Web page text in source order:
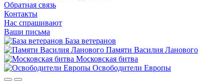
Обратная связь
Контакты
Нас спрашивают
Ваши письма
База ветеранов
Памяти Василия Ланового
Московская битва
Освободители Европы